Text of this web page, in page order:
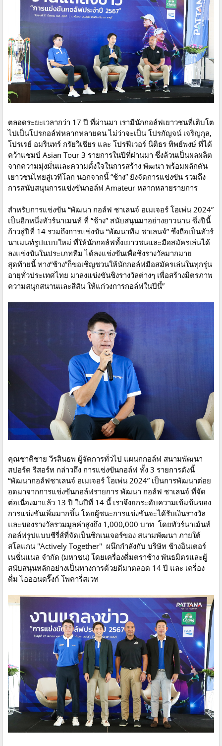
ตลอดระยะเวลากว่า 17 ปี ที่ผ่านมา เรามีนักกอล์ฟเยาวชนที่เติบโต
ไปเป็นโปรกอล์ฟหลากหลายคน ไม่ว่าจะเป็น โปรกัญจน์ เจริญกุล,
โปรเรย์ อมรินทร์ กรัยวิเชียร และ โปรฟีเวอร์ นิติธร ทิพย์พงษ์ ที่ได้
คว้าแชมป์ Asian Tour 3 รายการในปีที่ผ่านมา ซึ่งล้วนเป็นผลผลิต
จากความมุ่งมั่นและความตั้งใจในการสร้าง พัฒนา พร้อมผลักดัน
เยาวชนไทยสู่เวทีโลก นอกจากนี้ “ช้าง” ยังจัดการแข่งขัน รวมถึง
การสนับสนุนการแข่งขันกอล์ฟ Amateur หลากหลายรายการ
สำหรับการแข่งขัน “พัฒนา กอล์ฟ ชาเลนจ์ อเมเจอร์ โอเพ่น 2024”
เป็นอีกหนึ่งทัวร์นาเมนท์ ที่ “ช้าง” สนับสนุนมาอย่างยาวนาน ซึ่งปีนี้
ก้าวสู่ปีที่ 14 รวมถึงการแข่งขัน “พัฒนาทีม ชาเลนจ์” ซึ่งถือเป็นทัวร์
นาเมนท์รูปแบบใหม่ ที่ให้นักกอล์ฟทั้งเยาวชนและมือสมัครเล่นได้
ลงแข่งขันในประเภททีม ได้ลงแข่งขันเพื่อชิงรางวัลมากมาย
สุดท้ายนี้ ทาง“ช้าง”ก็ขอเชิญชวนให้นักกอล์ฟมือสมัครเล่นในทุกรุ่น
อายุทั่วประเทศไทย มาลงแข่งขันชิงรางวัลต่างๆ เพื่อสร้างมิตรภาพ
ความสนุกสนานและสีสัน ให้แก่วงการกอล์ฟในปีนี้”
คุณชาติชาย วีรสินธพ ผู้จัดการทั่วไป แผนกกอล์ฟ สนามพัฒนา
สปอร์ต รีสอร์ท กล่าวถึง การแข่งขันกอล์ฟ ทั้ง 3 รายการดังนี้
“พัฒนากอล์ฟชาเลนจ์ อเมเจอร์ โอเพ่น 2024” เป็นการพัฒนาต่อย
อดมาจากการแข่งขันกอล์ฟรายการ พัฒนา กอล์ฟ ชาเลนจ์ ที่จัด
ต่อเนื่องมาแล้ว 13 ปี ในปีที่ 14 นี้ เราจึงยกระดับความเข้มข้นของ
การแข่งขันเพิ่มมากขึ้น โดยผู้ชนะการแข่งขันจะได้รับเงินรางวัล
และของรางวัลรวมมูลค่าสูงถึง 1,000,000 บาท โดยทัวร์นาเม้นท์
กอล์ฟรูปแบบซีรี่ส์ที่จัดเป็นซิกเนเจอร์ของ สนามพัฒนา ภายใต้
สโลแกน "Actively Together" ผนึกกำลังกับ บริษัท ช้างอินเตอร์
เนชั่นแนล จำกัด (มหาชน) โดยเครื่องดื่มตราช้าง พันธมิตรและผู้
สนับสนุนหลักอย่างเป็นทางการด้วยดีมาตลอด 14 ปี และ เครื่อง
ดื่ม ไอออนดริ๊งก์ โพคารี่สเวท